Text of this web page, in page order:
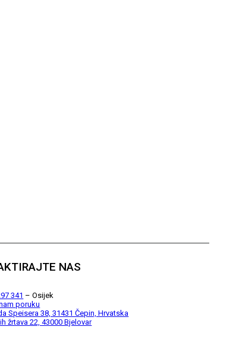
NAS
341 – Osijek
poruku
Speisera 38, 31431 Čepin, Hrvatska
žrtava 22, 43000 Bjelovar